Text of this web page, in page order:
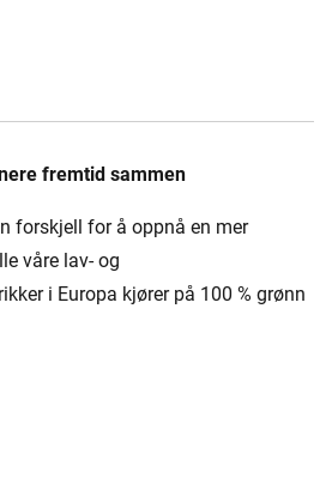
fremtid sammen
forskjell for å oppnå en mer
våre lav- og
i Europa kjører på 100 % grønn